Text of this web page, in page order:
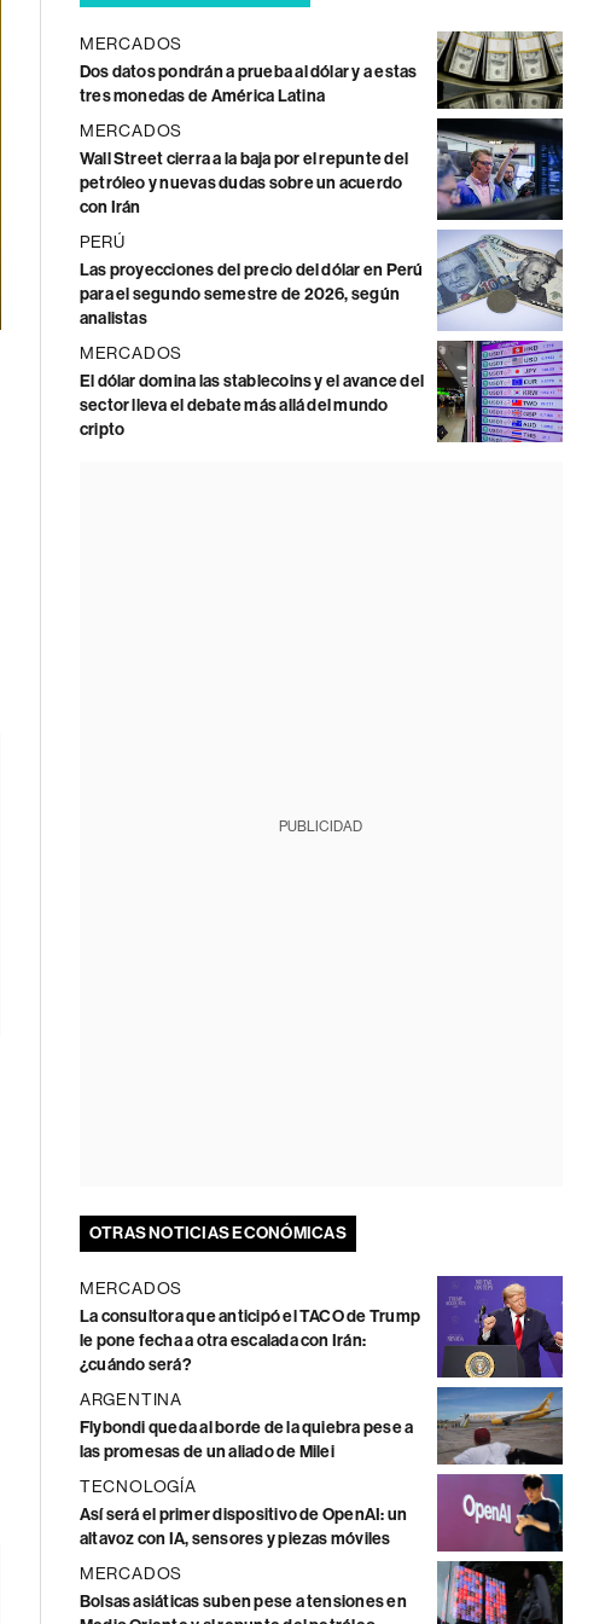
MERCADOS
Dos datos pondrán a prueba al dólar y a estas
tres monedas de América Latina
MERCADOS
Wall Street cierra a la baja por el repunte del
petróleo y nuevas dudas sobre un acuerdo
con Irán
PERÚ
Las proyecciones del precio del dólar en Perú
para el segundo semestre de 2026, según
analistas
MERCADOS
El dólar domina las stablecoins y el avance del
sector lleva el debate más allá del mundo
cripto
PUBLICIDAD
OTRAS NOTICIAS ECONÓMICAS
MERCADOS
La consultora que anticipó el TACO de Trump
le pone fecha a otra escalada con Irán:
¿cuándo será?
ARGENTINA
Flybondi queda al borde de la quiebra pese a
las promesas de un aliado de Milei
TECNOLOGÍA
Así será el primer dispositivo de OpenAI: un
altavoz con IA, sensores y piezas móviles
MERCADOS
Bolsas asiáticas suben pese a tensiones en